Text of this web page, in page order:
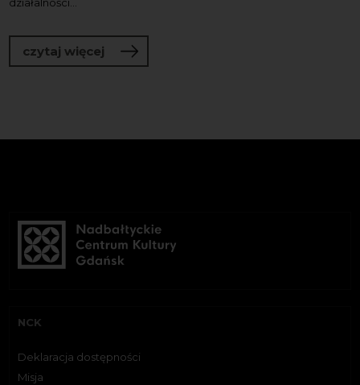
działalności...
czytaj więcej o Oświadczenie
NCK
Deklaracja dostępności
Misja